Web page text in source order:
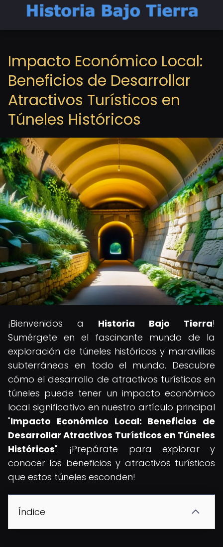
Impacto Económico Local:
Beneficios de Desarrollar
Atractivos Turísticos en
Túneles Históricos
¡Bienvenidos a Historia Bajo Tierra!
Sumérgete en el fascinante mundo de la
exploración de túneles históricos y maravillas
subterráneas en todo el mundo. Descubre
cómo el desarrollo de atractivos turísticos en
túneles puede tener un impacto económico
local significativo en nuestro artículo principal
"Impacto Económico Local: Beneficios de
Desarrollar Atractivos Turísticos en Túneles
Históricos". ¡Prepárate para explorar y
conocer los beneficios y atractivos turísticos
que estos túneles esconden!
Índice